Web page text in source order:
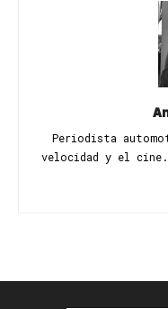
Periodista
velocidad y el